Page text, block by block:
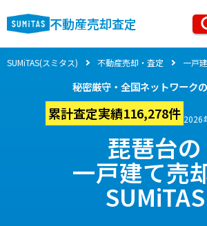
不動産売却査定
SUMiTAS(スミタス) 不動産売却・査定 一戸
秘密厳守・全国ネットワーク
累計査定実績116,278件 2026
琵琶台の
一戸建て売
SUMiTAS